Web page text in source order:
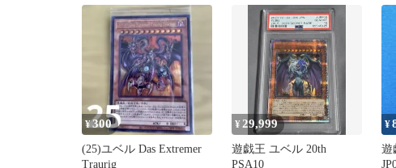
フ/微傷
¥300
(25)ユベル Das Extremer
Traurig
¥ 29,999
遊戯王 ユベル 20th
PSA10
¥
遊